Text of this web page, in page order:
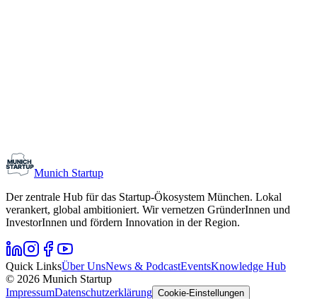
Early-Stage
Munich Startup
Der zentrale Hub für das Startup-Ökosystem München. Lokal
verankert, global ambitioniert. Wir vernetzen GründerInnen und
InvestorInnen und fördern Innovation in der Region.
Quick LinksÜber UnsNews & PodcastEventsKnowledge Hub
© 2026 Munich Startup
ImpressumDatenschutzerklärung Cookie-Einstellungen